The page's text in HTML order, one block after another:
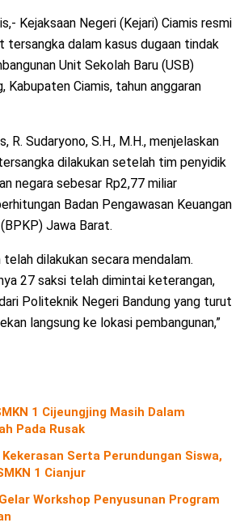
Kejaksaan Negeri (Kejari) Ciamis resmi
tersangka dalam kasus dugaan tindak
Unit Sekolah Baru (USB)
Kabupaten Ciamis, tahun anggaran
R. Sudaryono, S.H., M.H., menjelaskan
dilakukan setelah tim penyidik
negara sebesar Rp2,77 miliar
Badan Pengawasan Keuangan
Jawa Barat.
telah dilakukan secara mendalam.
27 saksi telah dimintai keterangan,
Politeknik Negeri Bandung yang turut
langsung ke lokasi pembangunan,”
1 Cijeungjing Masih Dalam
Pada Rusak
Kekerasan Serta Perundungan Siswa,
1 Cianjur
Workshop Penyusunan Program